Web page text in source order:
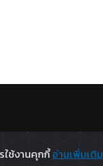
ใช้งานคุกกี้อ่านเพิ่มเติม